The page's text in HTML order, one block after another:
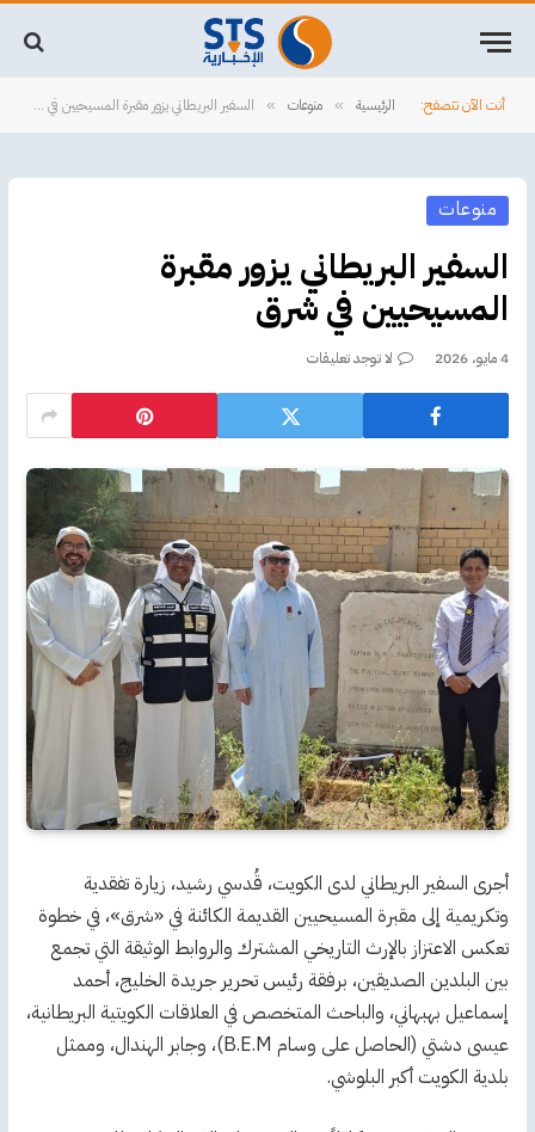
أنت الآن تتصفح: الرئيسية » منوعات » السفير البريطاني يزور مقبرة المسيحيين في شرق
منوعات
السفير البريطاني يزور مقبرة
المسيحيين في شرق
4 مايو، 2026 لا توجد تعليقات
أجرى السفير البريطاني لدى الكويت، قُدسي رشيد، زيارة تفقدية
وتكريمية إلى مقبرة المسيحيين القديمة الكائنة في «شرق»، في خطوة
تعكس الاعتزاز بالإرث التاريخي المشترك والروابط الوثيقة التي تجمع
بين البلدين الصديقين، برفقة رئيس تحرير جريدة الخليج، أحمد
إسماعيل بهبهاني، والباحث المتخصص في العلاقات الكويتية البريطانية،
عيسى دشتي (الحاصل على وسام B.E.M)، وجابر الهندال، وممثل
بلدية الكويت أكبر البلوشي.